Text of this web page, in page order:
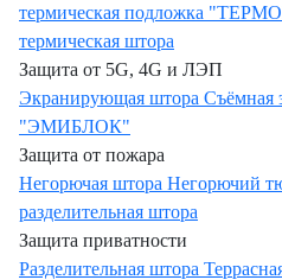
термическая подложка
термическая штора
Защита от 5G, 4G и ЛЭП
Экранирующая штора Съёмная
"ЭМИБЛОК"
Защита от пожара
Негорючая штора Негорючий
разделительная штора
Защита приватности
Разделительная штора